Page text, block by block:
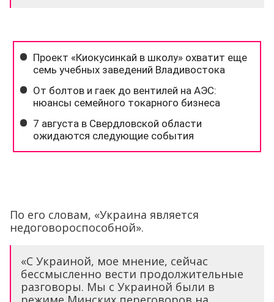
По его словам, «Украина является
недоговороспособной».
«С Украиной, мое мнение, сейчас
бессмысленно вести продолжительные
разговоры. Мы с Украиной были в